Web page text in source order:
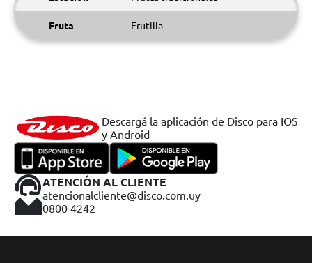
Fruta Frutilla
Descargá la aplicación de Disco para IOS
y Android
ATENCIÓN AL CLIENTE
atencionalcliente@disco.com.uy
0800 4242